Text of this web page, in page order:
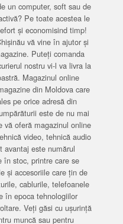
un computer, soft sau de
Pe toate acestea le
și economisind timp!
vă vine în ajutor și
Puteți comanda
nostru vi-l va livra la
Magazinul online
din Moldova care
pe orice adresă din
este de nu mai
vă oferă magazinul online
video, tehnică audio
avantaj este numărul
în stoc, printre care se
și accesoriile care țin de
cablurile, telefoanele
în epoca tehnologiilor
Veți găsi cu ușurință
muncă sau pentru